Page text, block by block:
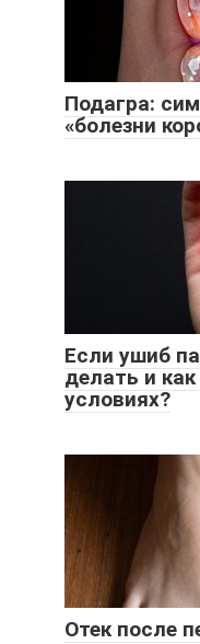
Подагра:
«болезни
Если ушиб
делать и
условиях?
Отек после